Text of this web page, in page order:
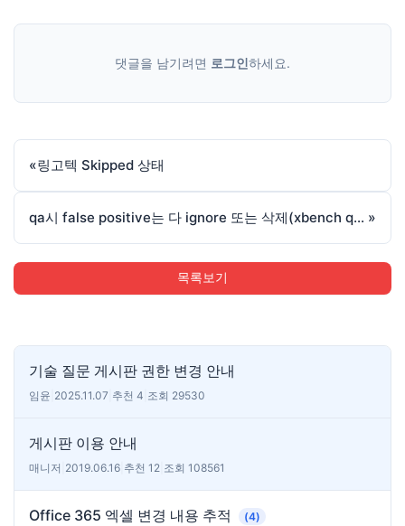
댓글을 남기려면 로그인하세요.
«링고텍 Skipped 상태
qa시 false positive는 다 ignore 또는 삭제(xbench qa report 등)해야 하나요..? »
목록보기
기술 질문 게시판 권한 변경 안내
임윤 2025.11.07 추천 4 조회 29530
게시판 이용 안내
매니저 2019.06.16 추천 12 조회 108561
Office 365 엑셀 변경 내용 추적
(4)